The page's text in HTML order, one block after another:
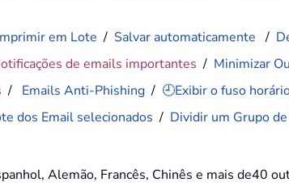
em Lote / Salvar automaticamente /
de emails importantes / Minimizar
/ Emails Anti-Phishing / 🕘Exibir o fuso
dos Email selecionados / Dividir um Grupo
Alemão, Francês, Chinês e mais de40